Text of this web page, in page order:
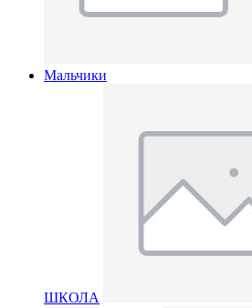
Мальчики
ШКОЛА